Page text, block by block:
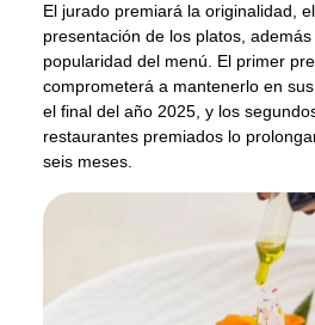
El jurado premiará la originalidad,
presentación de los platos,
popularidad del menú. El primer
comprometerá a mantenerlo en
el final del año 2025, y los
restaurantes premiados lo
seis meses.